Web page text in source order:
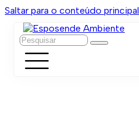
Saltar para o conteúdo principal
Pesquisar